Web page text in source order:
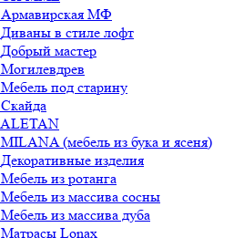
Армавирская МФ
Диваны в стиле лофт
Добрый мастер
Могилевдрев
Мебель под старину
Скайда
ALETAN
MILANA (мебель из бука и ясеня)
Декоративные изделия
Мебель из ротанга
Мебель из массива сосны
Мебель из массива дуба
Матрасы Lonax